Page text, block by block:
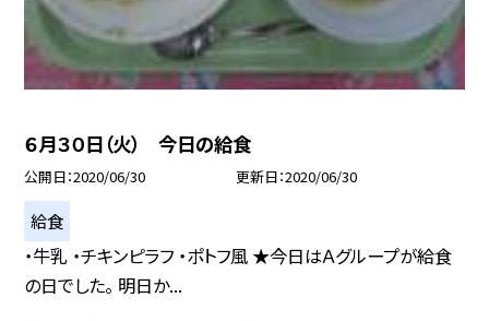
６月３０日（火） 今日の給食
公開日 2020/06/30 更新日 2020/06/30
給食
・牛乳 ・チキンピラフ ・ポトフ風 ★今日はＡグループが給食
の日でした。 明日か...